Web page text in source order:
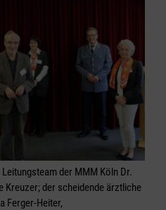
der MMM Köln Dr.
Kreuzer; der scheidende ärztliche
Ferger-Heiter,